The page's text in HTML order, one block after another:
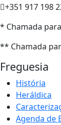
+351 917 198
* Chamada
** Chamada
Freguesia
História
Heráldica
Agenda de